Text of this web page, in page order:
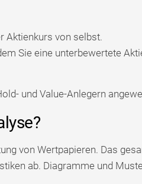
Aktienkurs von selbst.
Sie eine unterbewertete
und Value-Anlegern
von Wertpapieren. Das
ab. Diagramme und